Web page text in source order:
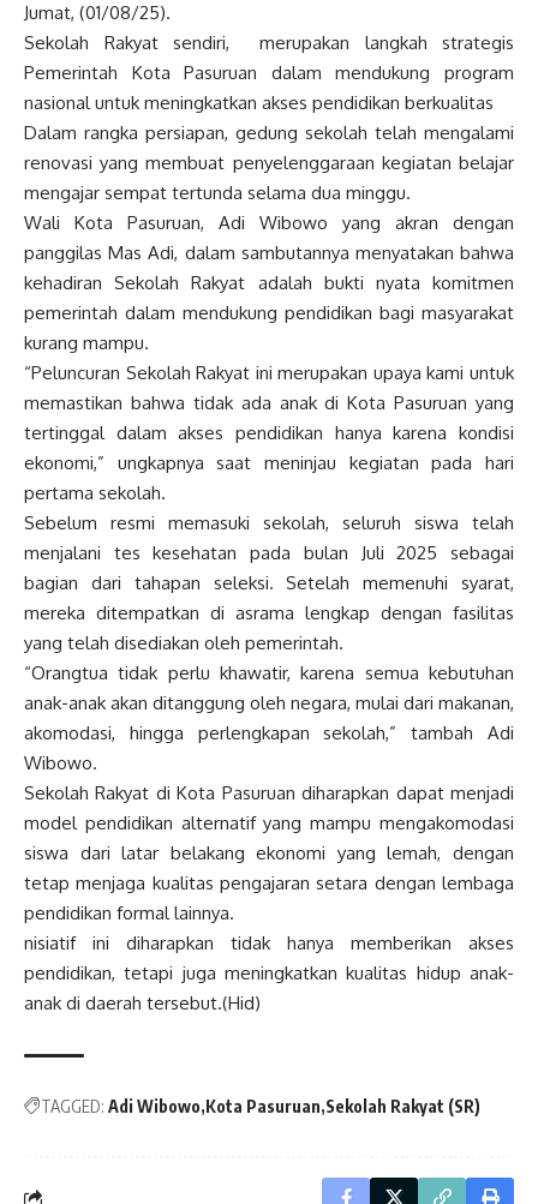
Jumat, (01/08/25).
Sekolah Rakyat sendiri, merupakan langkah strategis
Pemerintah Kota Pasuruan dalam mendukung program
nasional untuk meningkatkan akses pendidikan berkualitas
Dalam rangka persiapan, gedung sekolah telah mengalami
renovasi yang membuat penyelenggaraan kegiatan belajar
mengajar sempat tertunda selama dua minggu.
Wali Kota Pasuruan, Adi Wibowo yang akran dengan
panggilas Mas Adi, dalam sambutannya menyatakan bahwa
kehadiran Sekolah Rakyat adalah bukti nyata komitmen
pemerintah dalam mendukung pendidikan bagi masyarakat
kurang mampu.
“Peluncuran Sekolah Rakyat ini merupakan upaya kami untuk
memastikan bahwa tidak ada anak di Kota Pasuruan yang
tertinggal dalam akses pendidikan hanya karena kondisi
ekonomi,” ungkapnya saat meninjau kegiatan pada hari
pertama sekolah.
Sebelum resmi memasuki sekolah, seluruh siswa telah
menjalani tes kesehatan pada bulan Juli 2025 sebagai
bagian dari tahapan seleksi. Setelah memenuhi syarat,
mereka ditempatkan di asrama lengkap dengan fasilitas
yang telah disediakan oleh pemerintah.
“Orangtua tidak perlu khawatir, karena semua kebutuhan
anak-anak akan ditanggung oleh negara, mulai dari makanan,
akomodasi, hingga perlengkapan sekolah,” tambah Adi
Wibowo.
Sekolah Rakyat di Kota Pasuruan diharapkan dapat menjadi
model pendidikan alternatif yang mampu mengakomodasi
siswa dari latar belakang ekonomi yang lemah, dengan
tetap menjaga kualitas pengajaran setara dengan lembaga
pendidikan formal lainnya.
nisiatif ini diharapkan tidak hanya memberikan akses
pendidikan, tetapi juga meningkatkan kualitas hidup anak-
anak di daerah tersebut.(Hid)
TAGGED: Adi Wibowo Kota Pasuruan Sekolah Rakyat (SR)